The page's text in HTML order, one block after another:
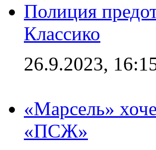
Полиция
Классико
26.9.2023,
«Марсель»
«ПСЖ»